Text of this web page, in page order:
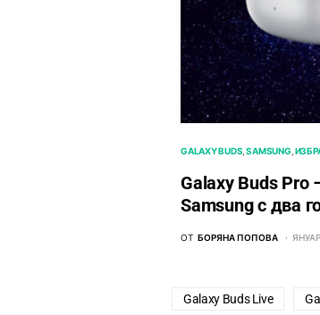
GALAXY BUDS SAMSUNG
Galaxy Buds Pro
Samsung с два
ОТ БОРЯНА ПОПОВА
Galaxy Buds Live